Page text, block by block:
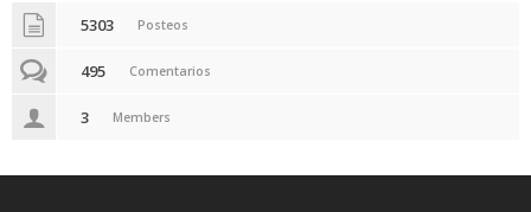
5303 Posteos
495 Comentarios
3 Members